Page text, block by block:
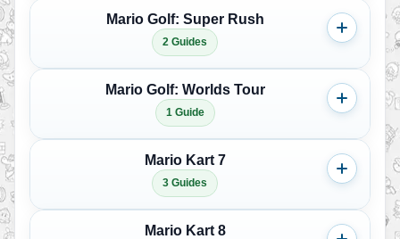
Mario Golf: Super Rush
2 Guides
Mario Golf: Worlds Tour
1 Guide
Mario Kart 7
3 Guides
Mario Kart 8